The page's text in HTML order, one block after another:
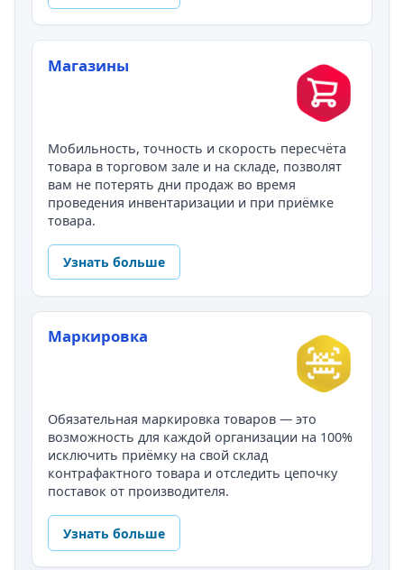
Магазины
Мобильность, точность и скорость пересчёта
товара в торговом зале и на складе, позволят
вам не потерять дни продаж во время
проведения инвентаризации и при приёмке
товара.
Узнать больше
Маркировка
Обязательная маркировка товаров — это
возможность для каждой организации на 100%
исключить приёмку на свой склад
контрафактного товара и отследить цепочку
поставок от производителя.
Узнать больше